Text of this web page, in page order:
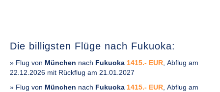
Die billigsten Flüge nach Fukuoka:
» Flug von München nach Fukuoka 1415.- EUR , Abflug am
22.12.2026 mit Rückflug am 21.01.2027
» Flug von München nach Fukuoka 1415.- EUR , Abflug am